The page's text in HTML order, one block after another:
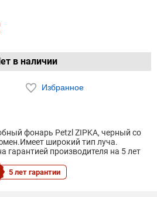
в наличии
Избранное
фонарь Petzl ZIPKA, черный со
широкий тип луча.
гарантией производителя на 5 лет
5 лет гарантии